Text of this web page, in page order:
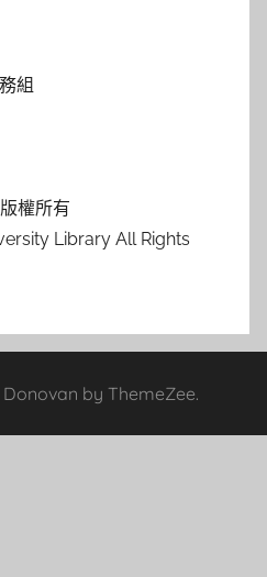
組
權所有
Library All Rights
by ThemeZee.